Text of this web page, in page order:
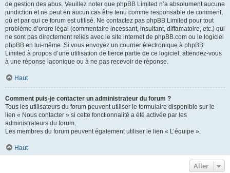
de gestion des abus. Veuillez noter que phpBB Limited n’a absolument aucune
juridiction et ne peut en aucun cas être tenu comme responsable de comment,
où et par qui ce forum est utilisé. Ne contactez pas phpBB Limited pour tout
problème d’ordre légal (commentaire incessant, insultant, diffamatoire, etc.) qui
ne sont pas directement reliés avec le site internet de phpBB.com ou le logiciel
phpBB en lui-même. Si vous envoyez un courrier électronique à phpBB
Limited à propos d’une utilisation de tierce partie de ce logiciel, attendez-vous
à une réponse laconique ou à ne pas recevoir de réponse.
Haut
Comment puis-je contacter un administrateur du forum ?
Tous les utilisateurs du forum peuvent utiliser le formulaire disponible sur le
lien « Nous contacter » si cette fonctionnalité a été activée par les
administrateurs du forum.
Les membres du forum peuvent également utiliser le lien « L’équipe ».
Haut
Aller